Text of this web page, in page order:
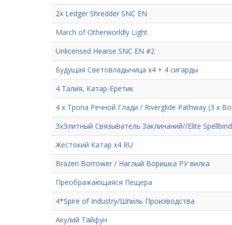
2x Ledger Shredder SNC EN
March of Otherworldly Light
Unlicensed Hearse SNC EN #2
Будущая Световладычица х4 + 4 сигарды
4 Талия, Катар-Еретик
4 х Тропа Речной Глади / Riverglide Pathway (3 x
3xЭлитный Связыватель Заклинаний//Elite
Жестокий Катар x4 RU
Brazen Borrower / Наглый Воришка РУ вилка
Преображающаяся Пещера
4*Spire of Industry/Шпиль Производства
Акулий Тайфун